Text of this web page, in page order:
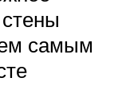
самым